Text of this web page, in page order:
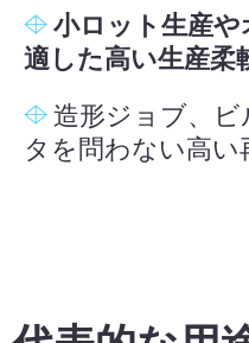
小ロット生産や
適した高い生産柔
造形ジョブ、
タを問わない高い